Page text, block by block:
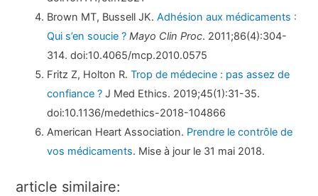
Brown MT, Bussell JK.Adhésion aux médicaments :
Qui s’en soucie ? Mayo Clin Proc. 2011;86(4):304-
314. doi:10.4065/mcp.2010.0575
Fritz Z, Holton R.Trop de médecine : pas assez de
confiance ? J Med Ethics. 2019;45(1):31-35.
doi:10.1136/medethics-2018-104866
American Heart Association. Prendre le contrôle de
vos médicaments. Mise à jour le 31 mai 2018.
article similaire: